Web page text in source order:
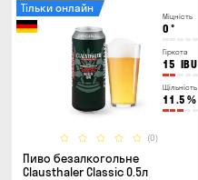
Міцність
0 °
Гіркота
15 IBU
Щільність
11.5 %
(0)
Тільки онлайн
Пиво безалкогольне
Clausthaler Classic 0.5л